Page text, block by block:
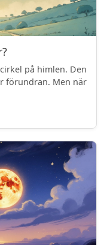
på himlen. Den
förundran. Men när